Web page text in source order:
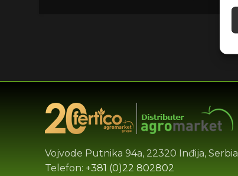
Vojvode Putnika 94a, 22320 Inđija, Serbia
Telefon: +381 (0)22 802802